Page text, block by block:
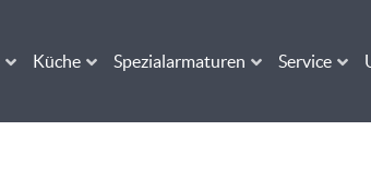
Küche Spezialarmaturen Service